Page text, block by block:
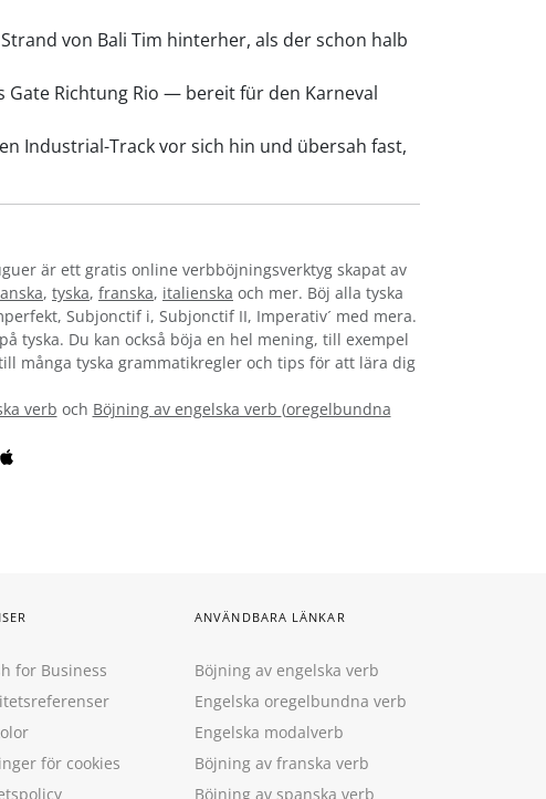
von Bali Tim hinterher, als der schon halb
Gate Richtung Rio — bereit für den Karneval
Industrial-Track vor sich hin und übersah fast,
är ett gratis online verbböjningsverktyg skapat av
, tyska, franska, italienska och mer. Böj alla tyska
Subjonctif i, Subjonctif II, Imperativ´ med mera.
tyska. Du kan också böja en hel mening, till exempel
många tyska grammatikregler och tips för att lära dig
verb och Böjning av engelska verb (oregelbundna
for Business
för cookies
ANVÄNDBARA LÄNKAR
Böjning av engelska verb
Engelska oregelbundna verb
Engelska modalverb
Böjning av franska verb
Böjning av spanska verb